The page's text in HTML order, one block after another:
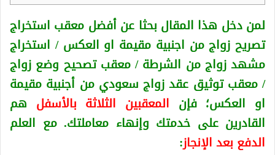
لمن دخل هذا المقال بحثا عن أفضل معقب استخراج
تصريح زواج من اجنبية مقيمة او العكس/ استخراج
مشهد زواج من الشرطة / معقب تصحيح وضع زواج
/ معقب توثيق عقد زواج سعودي من أجنبية مقيمة
او العكس؛ فإن المعقبين الثلاثة بالأسفل هم
القادرين على خدمتك وإنهاء معاملتك. مع العلم
الدفع بعد الإنجاز: